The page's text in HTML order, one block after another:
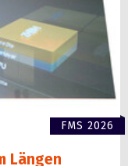
FMS 2026
Längen